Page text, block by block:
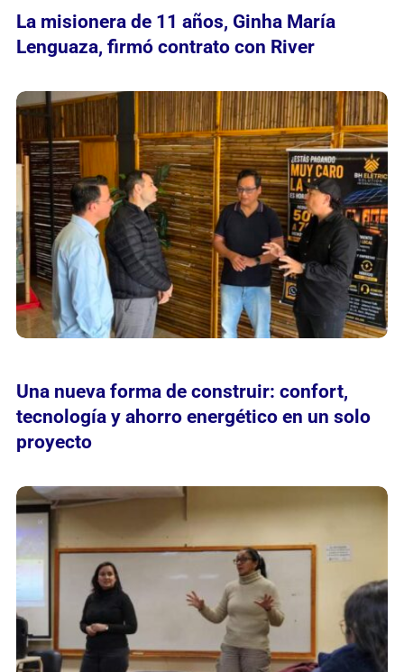
La misionera de 11 años, Ginha María
Lenguaza, firmó contrato con River
Una nueva forma de construir: confort,
tecnología y ahorro energético en un solo
proyecto